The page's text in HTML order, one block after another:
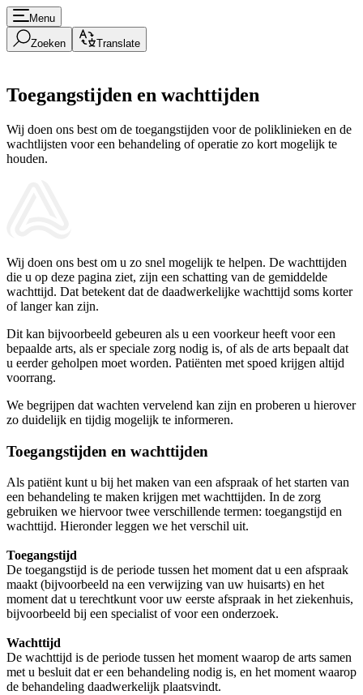
Menu
Zoeken Translate
Toegangstijden en wachttijden
Wij doen ons best om de toegangstijden voor de poliklinieken en de
wachtlijsten voor een behandeling of operatie zo kort mogelijk te
houden.
Wij doen ons best om u zo snel mogelijk te helpen. De wachttijden
die u op deze pagina ziet, zijn een schatting van de gemiddelde
wachttijd. Dat betekent dat de daadwerkelijke wachttijd soms korter
of langer kan zijn.
Dit kan bijvoorbeeld gebeuren als u een voorkeur heeft voor een
bepaalde arts, als er speciale zorg nodig is, of als de arts bepaalt dat
u eerder geholpen moet worden. Patiënten met spoed krijgen altijd
voorrang.
We begrijpen dat wachten vervelend kan zijn en proberen u hierover
zo duidelijk en tijdig mogelijk te informeren.
Toegangstijden en wachttijden
Als patiënt kunt u bij het maken van een afspraak of het starten van
een behandeling te maken krijgen met wachttijden. In de zorg
gebruiken we hiervoor twee verschillende termen: toegangstijd en
wachttijd. Hieronder leggen we het verschil uit.
Toegangstijd
De toegangstijd is de periode tussen het moment dat u een afspraak
maakt (bijvoorbeeld na een verwijzing van uw huisarts) en het
moment dat u terechtkunt voor uw eerste afspraak in het ziekenhuis,
bijvoorbeeld bij een specialist of voor een onderzoek.
Wachttijd
De wachttijd is de periode tussen het moment waarop de arts samen
met u besluit dat er een behandeling nodig is, en het moment waarop
de behandeling daadwerkelijk plaatsvindt.